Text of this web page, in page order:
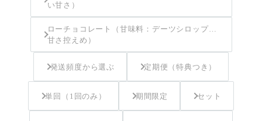
い甘さ）
ローチョコレート（甘味料：デーツシロップ…
甘さ控えめ）
発送頻度から選ぶ 定期便（特典つき）
単回（1回のみ） 期間限定 セット